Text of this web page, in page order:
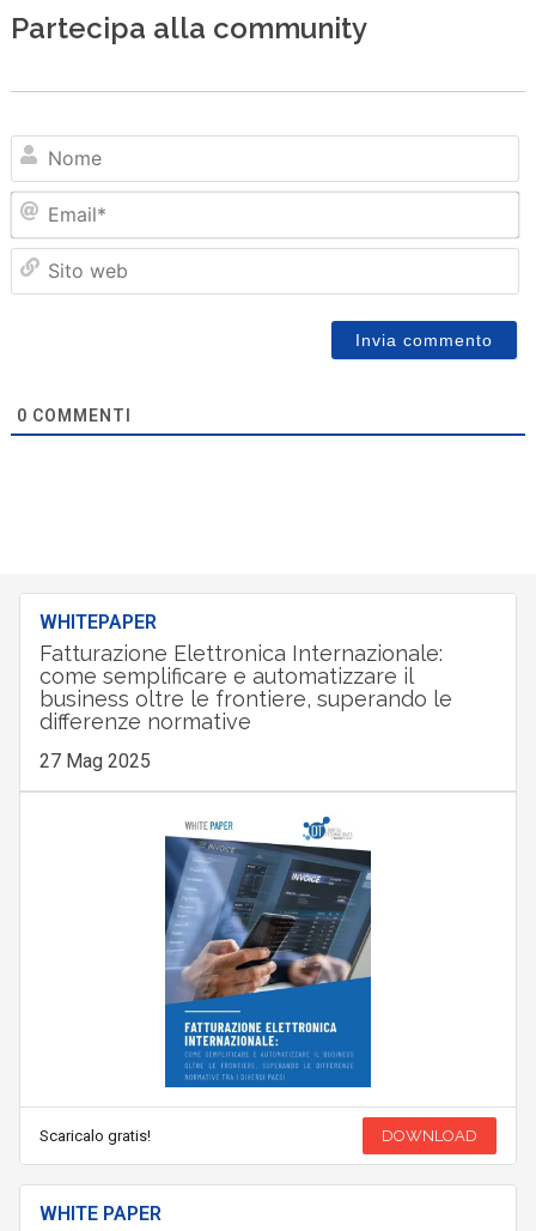
Partecipa alla community
0 COMMENTI
WHITEPAPER
Fatturazione Elettronica Internazionale:
come semplificare e automatizzare il
business oltre le frontiere, superando le
differenze normative
27 Mag 2025
Scaricalo gratis! DOWNLOAD
WHITE PAPER